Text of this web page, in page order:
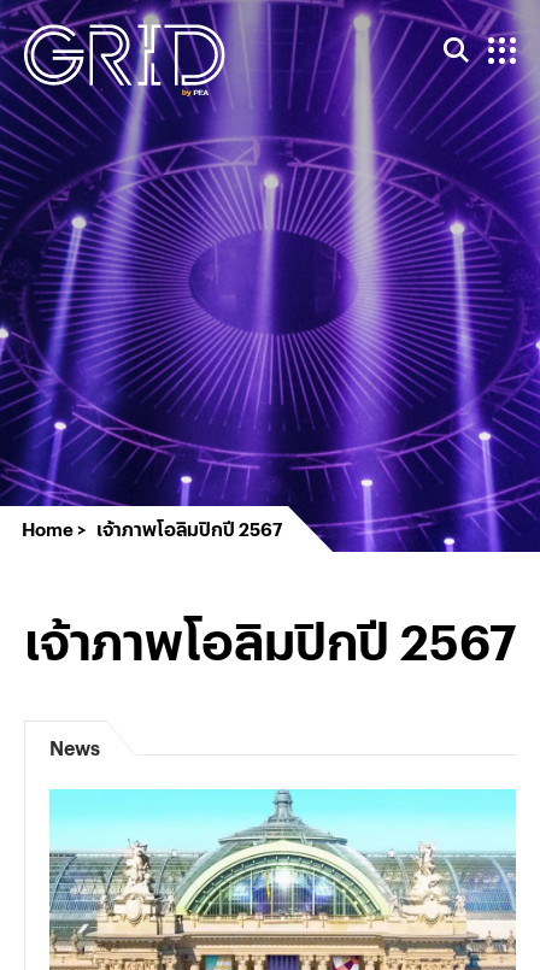
Home เจ้าภาพโอลิมปิกปี 2567
เจ้าภาพโอลิมปิกปี 2567
News